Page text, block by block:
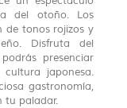
del otoño. Los
de tonos rojizos y
Disfruta del
presenciar
japonesa.
gastronomía,
tu paladar.